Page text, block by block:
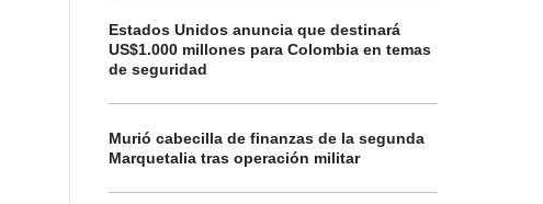
Estados Unidos anuncia que destinará
US$1.000 millones para Colombia en temas
de seguridad
Murió cabecilla de finanzas de la segunda
Marquetalia tras operación militar